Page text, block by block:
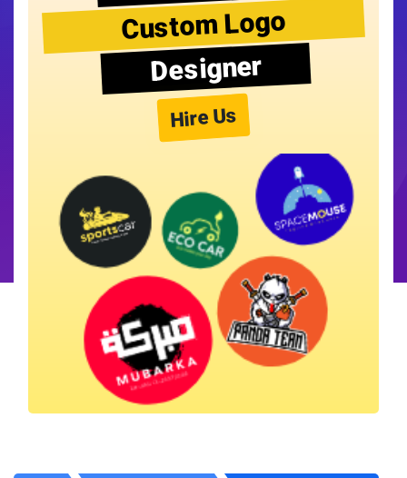
Custom Logo
Designer
Hire Us